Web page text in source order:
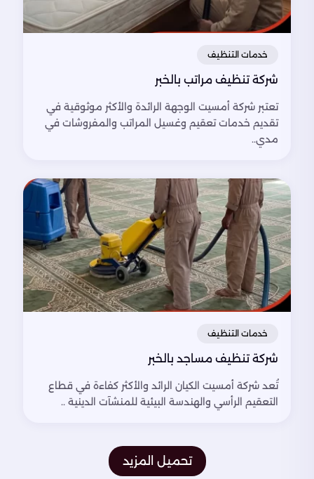
خدمات التنظيف
شركة تنظيف مراتب بالخبر
تعتبر شركة أمسيت الوجهة الرائدة والأكثر موثوقية في
تقديم خدمات تعقيم وغسيل المراتب والمفروشات في
مدي..
خدمات التنظيف
شركة تنظيف مساجد بالخبر
تُعد شركة أمسيت الكيان الرائد والأكثر كفاءة في قطاع
التعقيم الرأسي والهندسة البيئية للمنشآت الدينية ..
تحميل المزيد